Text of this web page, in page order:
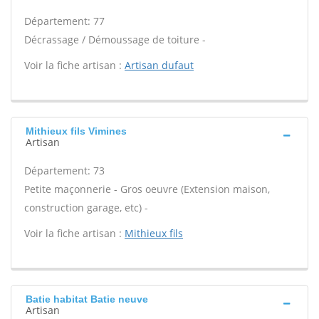
Département: 77
Décrassage / Démoussage de toiture -
Voir la fiche artisan : Artisan dufaut
Mithieux fils Vimines
Artisan
Département: 73
Petite maçonnerie - Gros oeuvre (Extension maison,
construction garage, etc) -
Voir la fiche artisan : Mithieux fils
Batie habitat Batie neuve
Artisan